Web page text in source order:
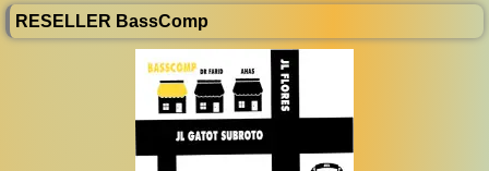
RESELLER BassComp